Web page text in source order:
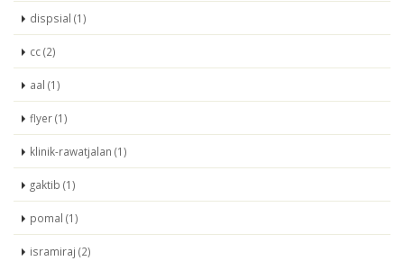
dispsial (1)
cc (2)
aal (1)
flyer (1)
klinik-rawatjalan (1)
gaktib (1)
pomal (1)
isramiraj (2)